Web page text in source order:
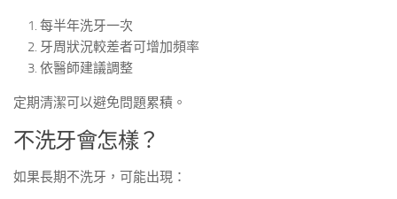
每半年洗牙一次
牙周狀況較差者可增加頻率
依醫師建議調整
定期清潔可以避免問題累積。
不洗牙會怎樣？
如果長期不洗牙，可能出現：